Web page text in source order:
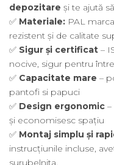
depozitare și te ajută
✅ Materiale: PAL
rezistent și de calitate
✅ Sigur și certificat –
nocive, sigur pentru
✅ Capacitate mare –
pantofi si papuci
✅ Design ergonomic
și economisesc spațiu
✅ Montaj simplu și
instrucțiunile incluse,
surubelnita.